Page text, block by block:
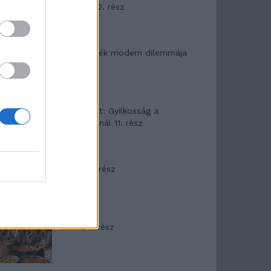
mítosza 2. rész
Az ereklyék modern dilemmája
T. Barnett: Gyilkosság a
Garda-tónál 11. rész
Minka 8. rész
Minka 7. rész